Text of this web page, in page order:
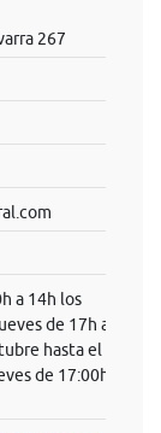
267
a 14h los
de 17h a
hasta el
de 17:00h